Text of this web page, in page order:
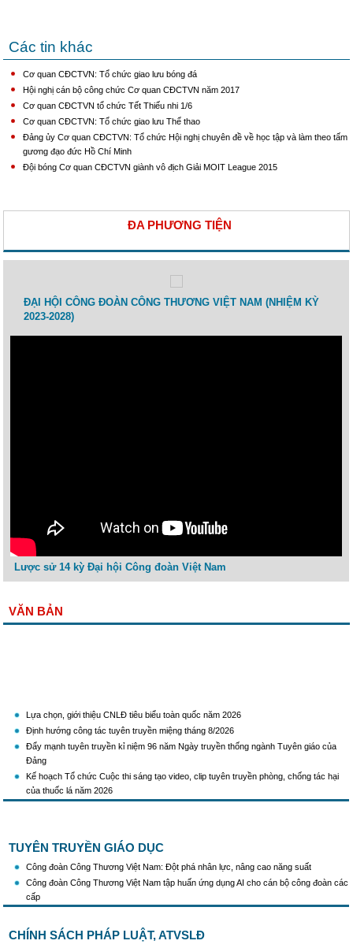
Các tin khác
Cơ quan CĐCTVN: Tổ chức giao lưu bóng đá
Hội nghị cán bộ công chức Cơ quan CĐCTVN năm 2017
Cơ quan CĐCTVN tổ chức Tết Thiếu nhi 1/6
Cơ quan CĐCTVN: Tổ chức giao lưu Thể thao
Đảng ủy Cơ quan CĐCTVN: Tổ chức Hội nghị chuyên đề về học tập và làm theo tấm
gương đạo đức Hồ Chí Minh
Đội bóng Cơ quan CĐCTVN giành vô địch Giải MOIT League 2015
ĐA PHƯƠNG TIỆN
ĐẠI HỘI CÔNG ĐOÀN CÔNG THƯƠNG VIỆT NAM (NHIỆM KỲ
2023-2028)
Lược sử 14 kỳ Đại hội Công đoàn Việt Nam
VĂN BẢN
Lựa chọn, giới thiệu CNLĐ tiêu biểu toàn quốc năm 2026
Định hướng công tác tuyên truyền miệng tháng 8/2026
Đẩy mạnh tuyên truyền kỉ niệm 96 năm Ngày truyền thống ngành Tuyên giáo của
Đảng
Kế hoạch Tổ chức Cuộc thi sáng tạo video, clip tuyên truyền phòng, chống tác hại
của thuốc lá năm 2026
KH Triển khai Ch/tr hành động của CĐCTVN thực hiện Chỉ thị số 58/CT-TW ngày
tình hình mới"
truyền thống, ngày thành lập, ngày tái lập sau sắp xếp tổ chức bộ máy của hệ thống
chính trị
Triển khai truyền thông "Chiến dịch 500 ngày đêm đẩy mạnh thực hiện tìm kiếm, quy
Hướng dẫn tuyên truyền kỷ niệm 97 năm Ngày thành lập Công đoàn Việt Nam
TUYÊN TRUYỀN GIÁO DỤC
Công đoàn Công Thương Việt Nam: Đột phá nhân lực, nâng cao năng suất
Công đoàn Công Thương Việt Nam tập huấn ứng dụng AI cho cán bộ công đoàn các
cấp
CHÍNH SÁCH PHÁP LUẬT, ATVSLĐ